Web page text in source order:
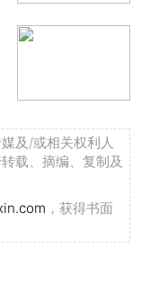
及/或相关权利人
载、摘编、复制及
，获得书面